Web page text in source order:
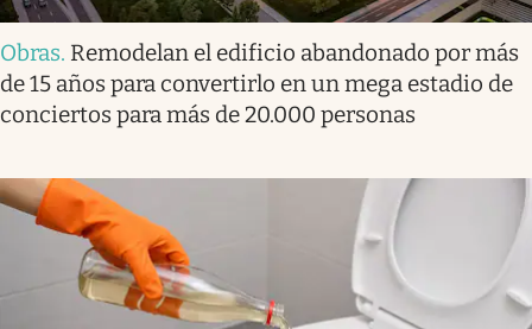
Obras. Remodelan el edificio abandonado por más
de 15 años para convertirlo en un mega estadio de
conciertos para más de 20.000 personas